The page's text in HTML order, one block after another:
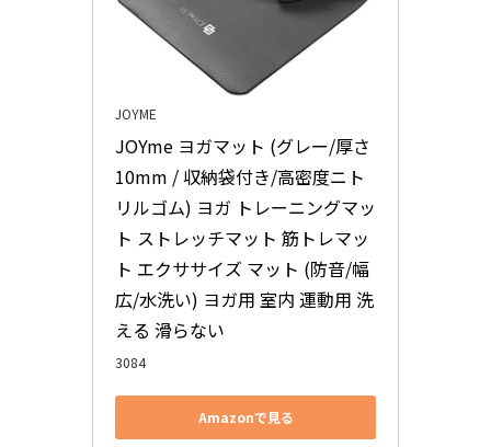
JOYME
JOYme ヨガマット (グレー/厚さ
10mm / 収納袋付き/高密度ニト
リルゴム) ヨガ トレーニングマッ
ト ストレッチマット 筋トレマッ
ト エクササイズ マット (防音/幅
広/水洗い) ヨガ用 室内 運動用 洗
える 滑らない
3084
Amazonで見る